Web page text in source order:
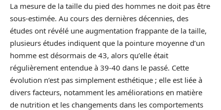
La mesure de la taille du pied des hommes ne doit pas être
sous-estimée. Au cours des dernières décennies, des
études ont révélé une augmentation frappante de la taille,
plusieurs études indiquent que la pointure moyenne d’un
homme est désormais de 43, alors qu’elle était
régulièrement entendue à 39-40 dans le passé. Cette
évolution n’est pas simplement esthétique ; elle est liée à
divers facteurs, notamment les améliorations en matière
de nutrition et les changements dans les comportements